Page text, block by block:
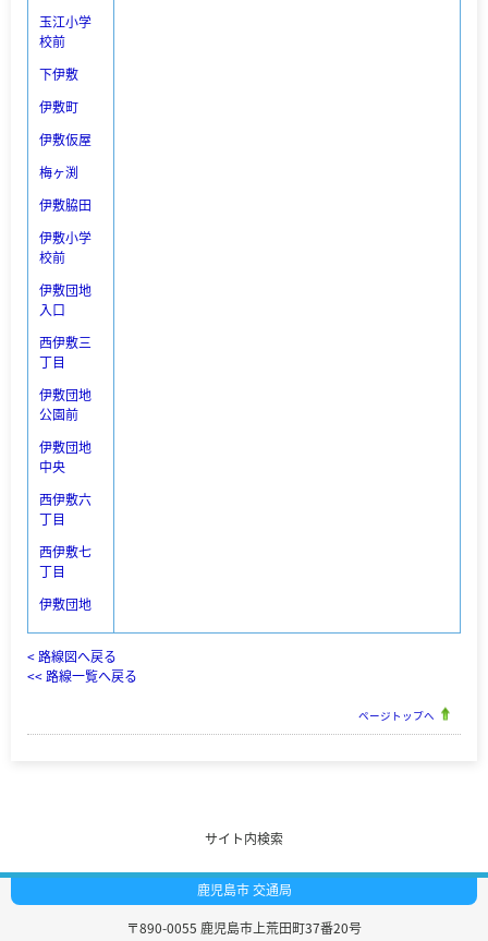
玉江小学
校前
下伊敷
伊敷町
伊敷仮屋
梅ヶ渕
伊敷脇田
伊敷小学
校前
伊敷団地
入口
西伊敷三
丁目
伊敷団地
公園前
伊敷団地
中央
西伊敷六
丁目
西伊敷七
丁目
伊敷団地
< 路線図へ戻る
<< 路線一覧へ戻る
ページトップへ
サイト内検索
鹿児島市 交通局
〒890-0055 鹿児島市上荒田町37番20号